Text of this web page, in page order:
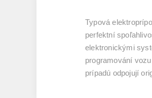
Typová
perfektní
elektronickými
programování
prípadú odpojují